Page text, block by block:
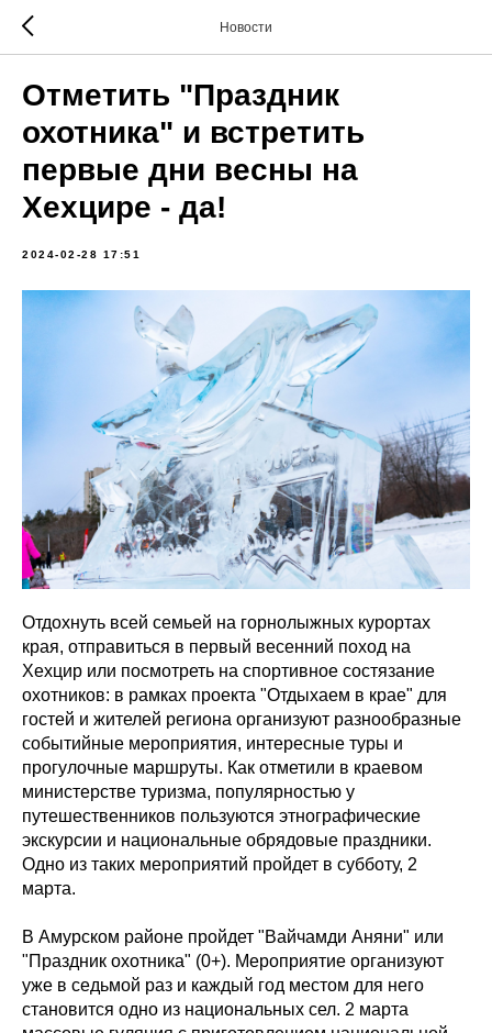
Новости
Отметить "Праздник
охотника" и встретить
первые дни весны на
Хехцире - да!
2024-02-28 17:51
Отдохнуть всей семьей на горнолыжных курортах
края, отправиться в первый весенний поход на
Хехцир или посмотреть на спортивное состязание
охотников: в рамках проекта "Отдыхаем в крае" для
гостей и жителей региона организуют разнообразные
событийные мероприятия, интересные туры и
прогулочные маршруты. Как отметили в краевом
министерстве туризма, популярностью у
путешественников пользуются этнографические
экскурсии и национальные обрядовые праздники.
Одно из таких мероприятий пройдет в субботу, 2
марта.
В Амурском районе пройдет "Вайчамди Аняни" или
"Праздник охотника" (0+). Мероприятие организуют
уже в седьмой раз и каждый год местом для него
становится одно из национальных сел. 2 марта